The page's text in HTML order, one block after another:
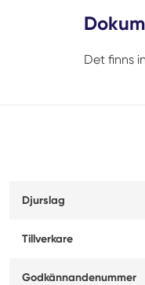
Det finns
Djurslag
Tillverkare
Godkännandenummer